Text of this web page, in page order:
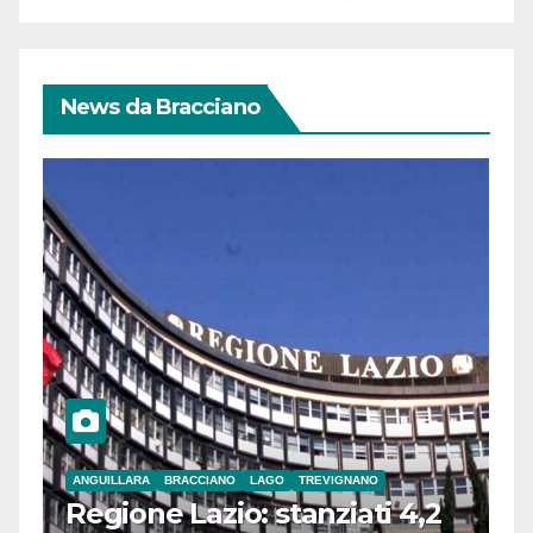
News da Bracciano
ANGUILLARA BRACCIANO LAGO TREVIGNANO
Regione Lazio: stanziati 4,2